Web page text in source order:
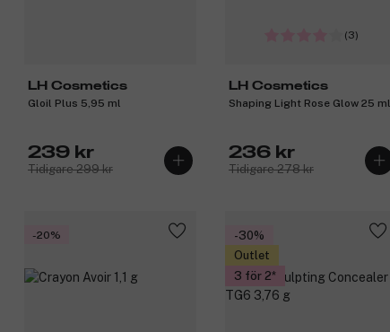
LH Cosmetics
Gloil Plus 5,95 ml
239 kr
Tidigare 299 kr
(3)
LH Cosmetics
Shaping Light Rose Glow 25 ml
236 kr
Tidigare 278 kr
-20%
-30%
Outlet
3 för 2